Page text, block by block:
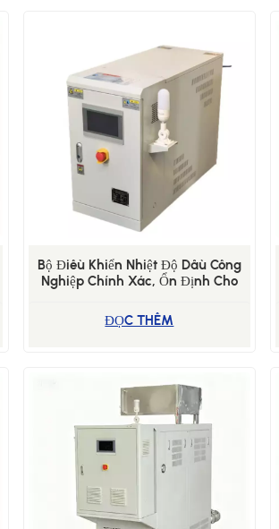
Bộ Điều Khiển Nhiệt Độ Dầu Công
Nghiệp Chính Xác, Ổn Định Cho
Nhỏ Và Vừa.
ĐỌC THÊM